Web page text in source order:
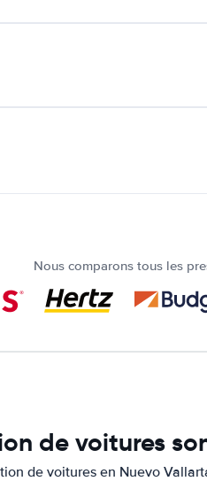
Nous comparons tous les
de voitures
de voitures en Nuevo